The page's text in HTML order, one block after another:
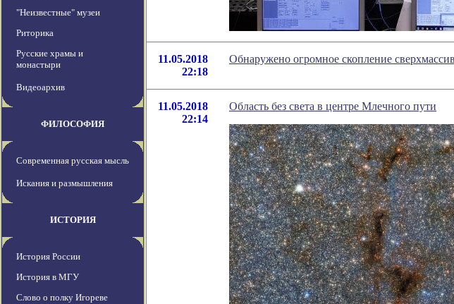
"Неизвестные" музеи
Риторика
Русские храмы и
монастыри
Видеоархив
ФИЛОСОФИЯ
Современная русская мысль
Искания и размышления
ИСТОРИЯ
История России
История в МГУ
Слово о полку Игореве
11.05.2018
22:18
Обнаружено огромное скопление
11.05.2018
22:14
Область без света в центре Млечного пути